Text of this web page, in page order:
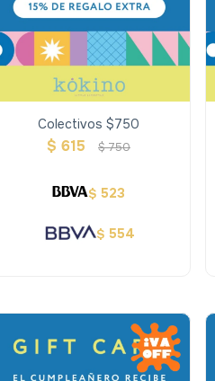
Colectivos $750
$ 615 $750
$ 523
$ 554